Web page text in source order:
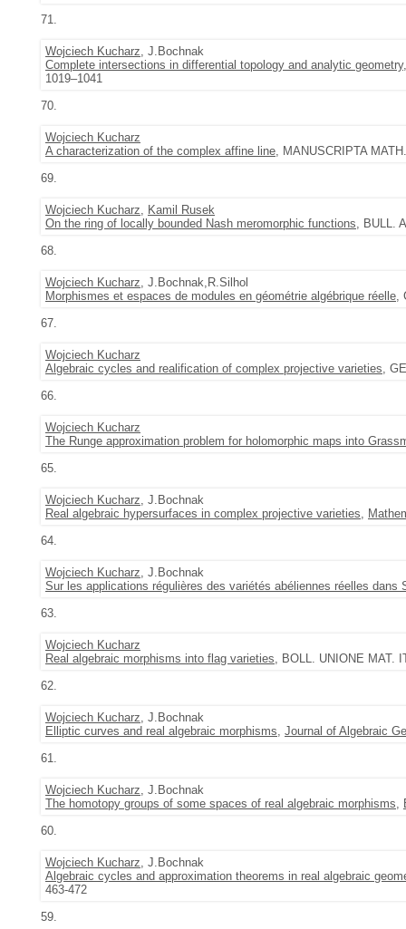
71.
Wojciech Kucharz, J.Bochnak
Complete intersections in differential topology and analytic geometry
1019–1041
70.
Wojciech Kucharz
A characterization of the complex affine line, MANUSCRIPTA
69.
Wojciech Kucharz, Kamil Rusek
On the ring of locally bounded Nash meromorphic functions, BULL.
68.
Wojciech Kucharz, J.Bochnak,R.Silhol
Morphismes et espaces de modules en géométrie algébrique réelle,
67.
Wojciech Kucharz
Algebraic cycles and realification of complex projective varieties,
66.
Wojciech Kucharz
The Runge approximation problem for holomorphic maps into
65.
Wojciech Kucharz, J.Bochnak
Real algebraic hypersurfaces in complex projective varieties,
64.
Wojciech Kucharz, J.Bochnak
Sur les applications régulières des variétés abéliennes réelles dans
63.
Wojciech Kucharz
Real algebraic morphisms into flag varieties, BOLL. UNIONE MAT.
62.
Wojciech Kucharz, J.Bochnak
Elliptic curves and real algebraic morphisms, Journal of Algebraic
61.
Wojciech Kucharz, J.Bochnak
The homotopy groups of some spaces of real algebraic morphisms,
60.
Wojciech Kucharz, J.Bochnak
Algebraic cycles and approximation theorems in real algebraic
463-472
59.